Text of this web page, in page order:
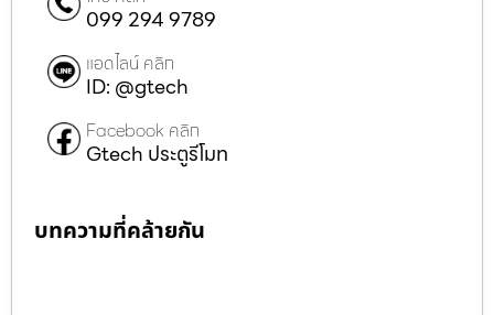
099 294 9789
แอดไลน์ คลิก
ID: @gtech
Facebook คลิก
Gtech ประตูรีโมท
บทความที่คล้ายกัน